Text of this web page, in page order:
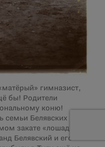
гимназист,
бы! Родители
коню!
семьи Белявских –
закате «лошадиной
Белявский и его